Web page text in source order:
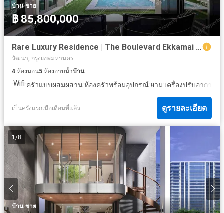
บ้าน·ขาย
฿ 85,800,000
Rare Luxury Residence | The Boulevard Ekkamai | บ้านเดี่ยวระดับ Ultra Luxury ใจกลางสุขุมวิท
วัฒนา, กรุงเทพมหานคร
4 ห้องนอน5 ห้องอาบน้ำบ้าน
·Wifi·ครัวแบบผสมผสาน·ห้องครัวพร้อมอุปกรณ์·ยาม·เครื่องปรับอากาศ
เป็นครั่งแรกเมื่อเดือนที่แล้ว ดูรายละเอียด
1/8
บ้าน·ขาย